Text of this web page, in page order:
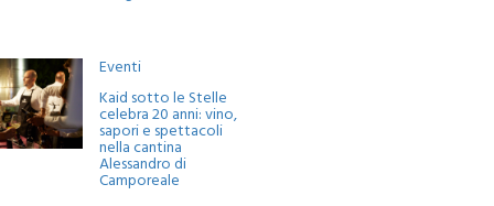
Eventi
Kaid sotto le Stelle
celebra 20 anni: vino,
sapori e spettacoli
nella cantina
Alessandro di
Camporeale